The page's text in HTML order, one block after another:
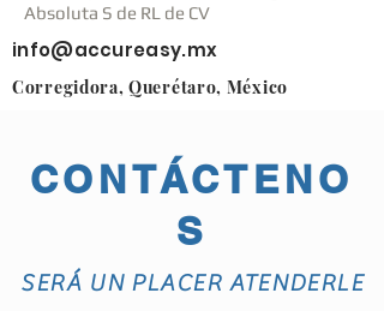
Absoluta S de RL de CV
info@accureasy.mx
Corregidora, Querétaro, México
CONTÁCTENO
S
SERÁ UN PLACER ATENDERLE